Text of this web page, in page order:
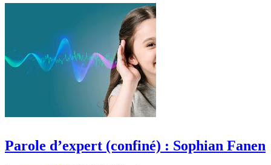
Parole d’expert (confiné) : Sophian Fanen